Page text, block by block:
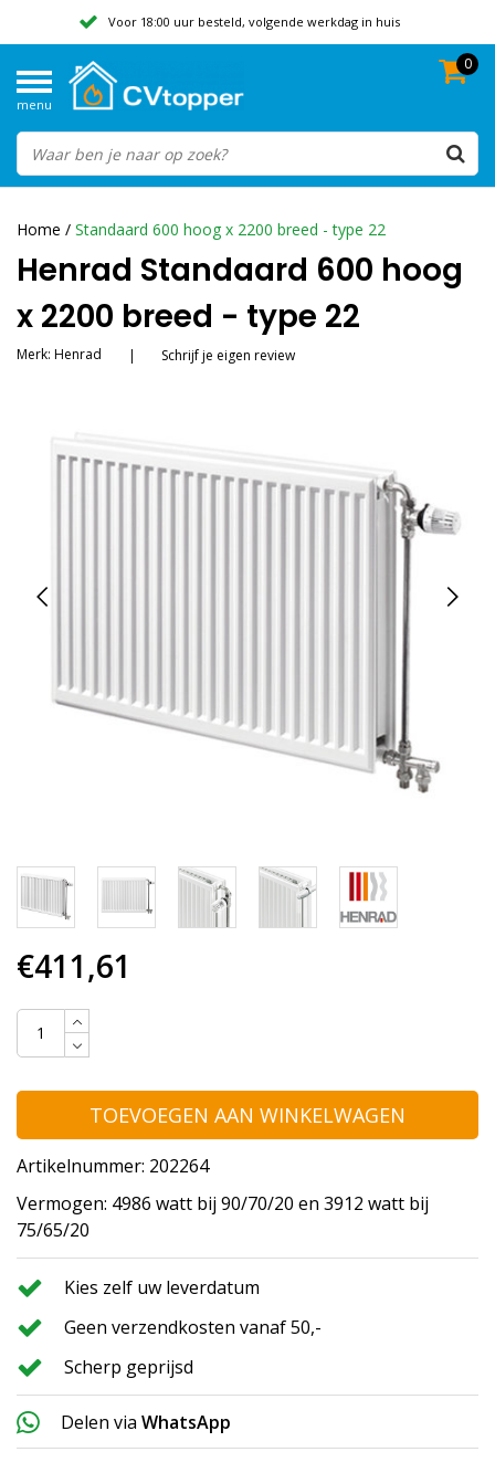
Voor 18:00 uur besteld, volgende werkdag in huis
Beoordeeld met een 9,8
menu
0
Home / Standaard 600 hoog x 2200 breed - type 22
Henrad Standaard 600 hoog
x 2200 breed - type 22
Merk: Henrad | Schrijf je eigen review
€411,61
TOEVOEGEN AAN WINKELWAGEN
Artikelnummer: 202264
Vermogen: 4986 watt bij 90/70/20 en 3912 watt bij
75/65/20
Kies zelf uw leverdatum
Geen verzendkosten vanaf 50,-
Scherp geprijsd
Delen via WhatsApp